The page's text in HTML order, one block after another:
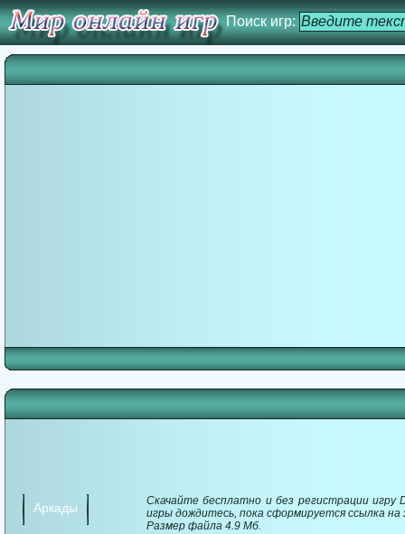
Поиск игр:
Аркады
Скачайте бесплатно и без регистрации игру
игры дождитесь, пока сформируется ссылка на
Размер файла 4.9 Мб.